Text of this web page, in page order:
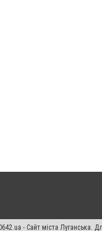
- Сайт міста Луганська.